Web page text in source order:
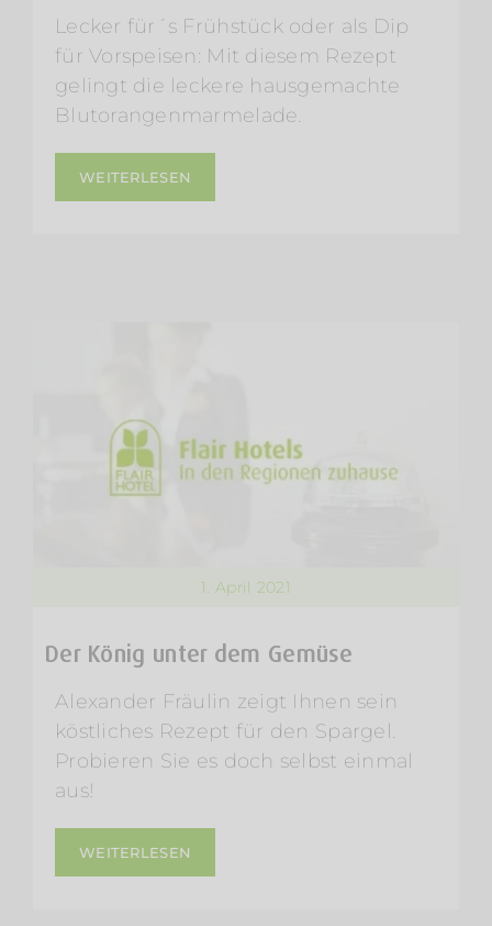
Lecker für´s Frühstück oder als Dip
für Vorspeisen: Mit diesem Rezept
gelingt die leckere hausgemachte
Blutorangenmarmelade.
WEITERLESEN
1. April 2021
Der König unter dem Gemüse
Alexander Fräulin zeigt Ihnen sein
köstliches Rezept für den Spargel.
Probieren Sie es doch selbst einmal
aus!
WEITERLESEN